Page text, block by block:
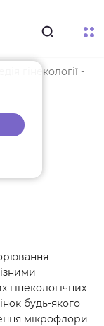
гінекології -
будь-якого
мікрофлори